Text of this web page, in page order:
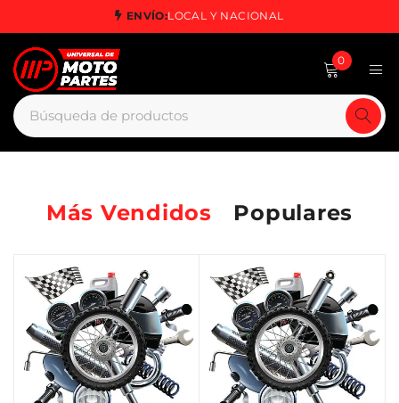
ENVÍO:LOCAL Y NACIONAL
0
Más Vendidos Populares